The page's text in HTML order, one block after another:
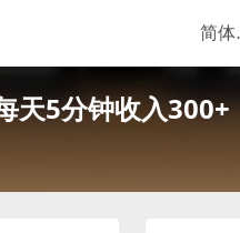
天5分钟收入300+